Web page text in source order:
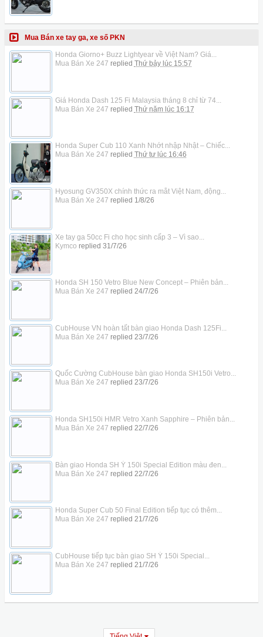
Mua Bán xe tay ga, xe số PKN
Honda Giorno+ Buzz Lightyear về Việt Nam? Giá...
Mua Bán Xe 247 replied Thứ bảy lúc 15:57
Giá Honda Dash 125 Fi Malaysia tháng 8 chỉ từ 74...
Mua Bán Xe 247 replied Thứ năm lúc 16:17
Honda Super Cub 110 Xanh Nhớt nhập Nhật – Chiếc...
Mua Bán Xe 247 replied Thứ tư lúc 16:46
Hyosung GV350X chính thức ra mắt Việt Nam, động...
Mua Bán Xe 247 replied 1/8/26
Xe tay ga 50cc Fi cho học sinh cấp 3 – Vì sao...
Kymco replied 31/7/26
Honda SH 150 Vetro Blue New Concept – Phiên bản...
Mua Bán Xe 247 replied 24/7/26
CubHouse VN hoàn tất bàn giao Honda Dash 125Fi...
Mua Bán Xe 247 replied 23/7/26
Quốc Cường CubHouse bàn giao Honda SH150i Vetro...
Mua Bán Xe 247 replied 23/7/26
Honda SH150i HMR Vetro Xanh Sapphire – Phiên bản...
Mua Bán Xe 247 replied 22/7/26
Bàn giao Honda SH Ý 150i Special Edition màu đen...
Mua Bán Xe 247 replied 22/7/26
Honda Super Cub 50 Final Edition tiếp tục có thêm...
Mua Bán Xe 247 replied 21/7/26
CubHouse tiếp tục bàn giao SH Ý 150i Special...
Mua Bán Xe 247 replied 21/7/26